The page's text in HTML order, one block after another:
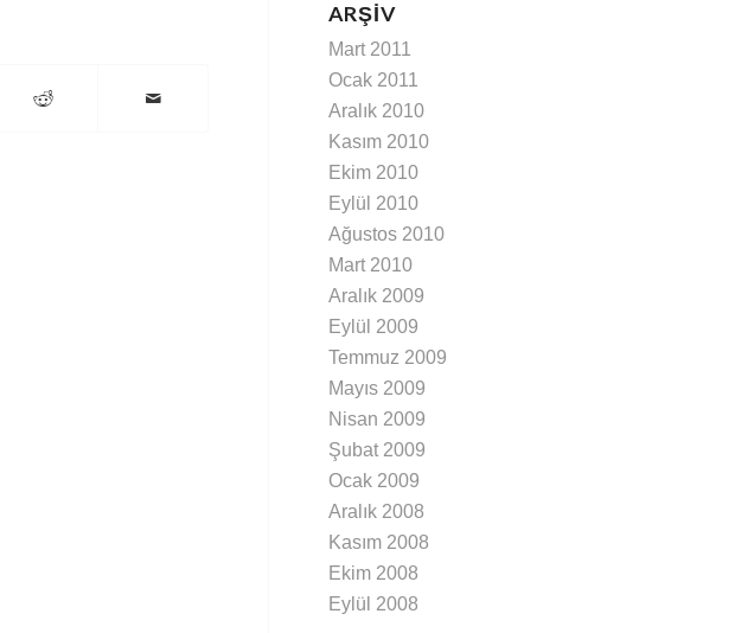
ARŞIV
Mart 2011
Ocak 2011
Aralık 2010
Kasım 2010
Ekim 2010
Eylül 2010
Ağustos 2010
Mart 2010
Aralık 2009
Eylül 2009
Temmuz 2009
Mayıs 2009
Nisan 2009
Şubat 2009
Ocak 2009
Aralık 2008
Kasım 2008
Ekim 2008
Eylül 2008